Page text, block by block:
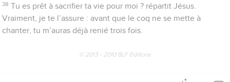
38 Tu es prêt à sacrifier ta vie pour moi ? répartit Jésus.
Vraiment, je te l’assure : avant que le coq ne se mette à
chanter, tu m’auras déjà renié trois fois.
© 2013 - 2010 BLF Editions